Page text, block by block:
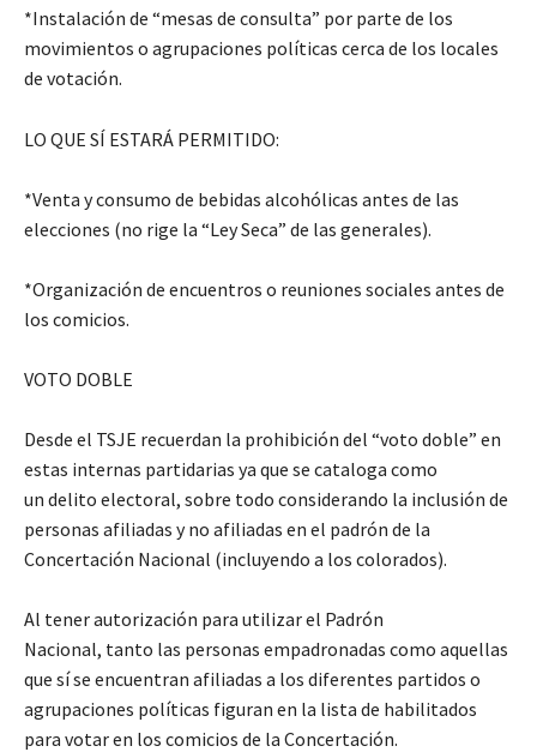
*Instalación de “mesas de consulta” por parte de los
movimientos o agrupaciones políticas cerca de los locales
de votación.
LO QUE SÍ ESTARÁ PERMITIDO:
*Venta y consumo de bebidas alcohólicas antes de las
elecciones (no rige la “Ley Seca” de las generales).
*Organización de encuentros o reuniones sociales antes de
los comicios.
VOTO DOBLE
Desde el TSJE recuerdan la prohibición del “voto doble” en
estas internas partidarias ya que se cataloga como
un delito electoral, sobre todo considerando la inclusión de
personas afiliadas y no afiliadas en el padrón de la
Concertación Nacional (incluyendo a los colorados).
Al tener autorización para utilizar el Padrón
Nacional, tanto las personas empadronadas como aquellas
que sí se encuentran afiliadas a los diferentes partidos o
agrupaciones políticas figuran en la lista de habilitados
para votar en los comicios de la Concertación.